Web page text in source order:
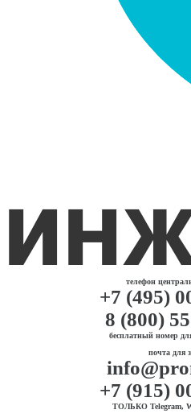
телефон
+7 (495)
8 (800)
бесплатный номер
почта для
+7 (915)
ТОЛЬКО Telegram,